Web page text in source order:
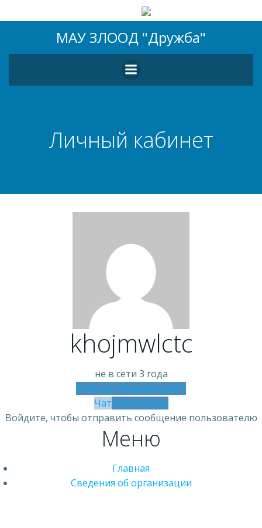
к
содержимому
МАУ ЗЛООД "Дружба"
Личный кабинет
khojmwlctc
не в сети 3 года
Рейтинг 0Подписчики 0
ЧатПубликации
Войдите, чтобы отправить сообщение пользователю
Меню
Главная
Сведения об организации